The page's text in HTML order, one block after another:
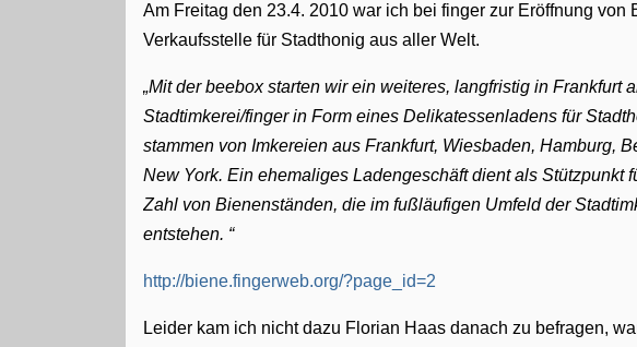
Am Freitag den 23.4. 2010 war ich bei finger zur Eröffnung von
Verkaufsstelle für Stadthonig aus aller Welt.
Mit der beebox starten wir ein weiteres, langfristig in Frankfurt
Stadtimkerei/finger in Form eines Delikatessenladens für
stammen von Imkereien aus Frankfurt, Wiesbaden, Hamburg,
New York. Ein ehemaliges Ladengeschäft dient als Stützpunkt
Zahl von Bienenständen, die im fußläufigen Umfeld der
entstehen.
http://biene.fingerweb.org/?page_id=2
Leider kam ich nicht dazu Florian Haas danach zu befragen,